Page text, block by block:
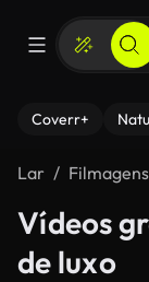
Coverr+
Lar
Vídeos
de luxo